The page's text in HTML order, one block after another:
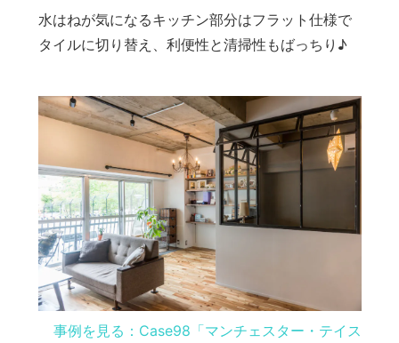
水はねが気になるキッチン部分はフラット仕様で
タイルに切り替え、利便性と清掃性もばっちり♪
事例を見る：Case98「マンチェスター・テイス